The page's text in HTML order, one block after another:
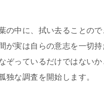
の中に、拭い去ることの
が実は自らの意志を一切
ぞっているだけではない
独な調査を開始します。